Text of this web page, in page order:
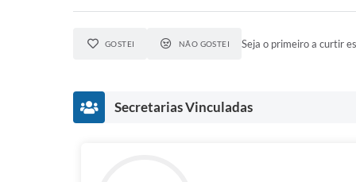
GOSTEI NÃO GOSTEI Seja o primeiro a curtir
Secretarias Vinculadas